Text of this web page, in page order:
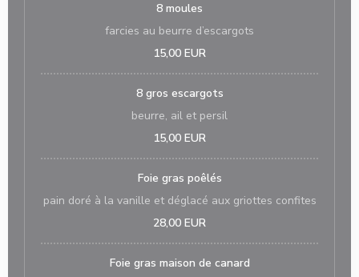
8 moules
farcies au beurre d’escargots
15,00 EUR
8 gros escargots
beurre, ail et persil
15,00 EUR
Foie gras poêlés
pain doré à la vanille et déglacé aux griottes confites
28,00 EUR
Foie gras maison de canard